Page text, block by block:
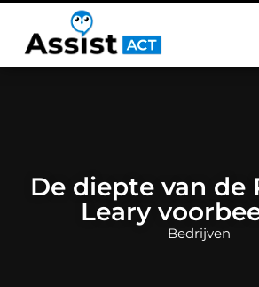
De diepte van de
Leary
Bedrijven